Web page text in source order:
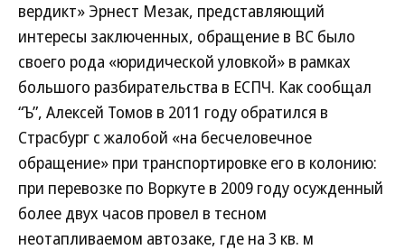
вердикт» Эрнест Мезак, представляющий
интересы заключенных, обращение в ВС было
своего рода «юридической уловкой» в рамках
большого разбирательства в ЕСПЧ. Как сообщал
“Ъ”, Алексей Томов в 2011 году обратился в
Страсбург с жалобой «на бесчеловечное
обращение» при транспортировке его в колонию:
при перевозке по Воркуте в 2009 году осужденный
более двух часов провел в тесном
неотапливаемом автозаке, где на 3 кв. м